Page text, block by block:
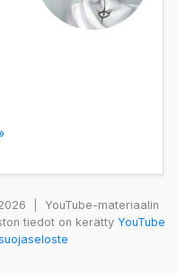
YouTube-materiaalin
tiedot on kerätty YouTube